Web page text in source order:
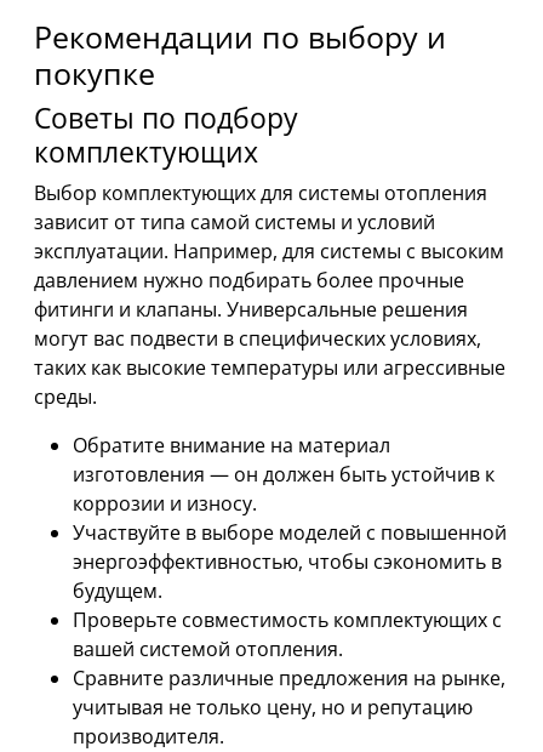
Рекомендации по выбору и
покупке
Советы по подбору
комплектующих
Выбор комплектующих для системы отопления
зависит от типа самой системы и условий
эксплуатации. Например, для системы с высоким
давлением нужно подбирать более прочные
фитинги и клапаны. Универсальные решения
могут вас подвести в специфических условиях,
таких как высокие температуры или агрессивные
среды.
Обратите внимание на материал
изготовления — он должен быть устойчив к
коррозии и износу.
Участвуйте в выборе моделей с повышенной
энергоэффективностью, чтобы сэкономить в
будущем.
Проверьте совместимость комплектующих с
вашей системой отопления.
Сравните различные предложения на рынке,
учитывая не только цену, но и репутацию
производителя.